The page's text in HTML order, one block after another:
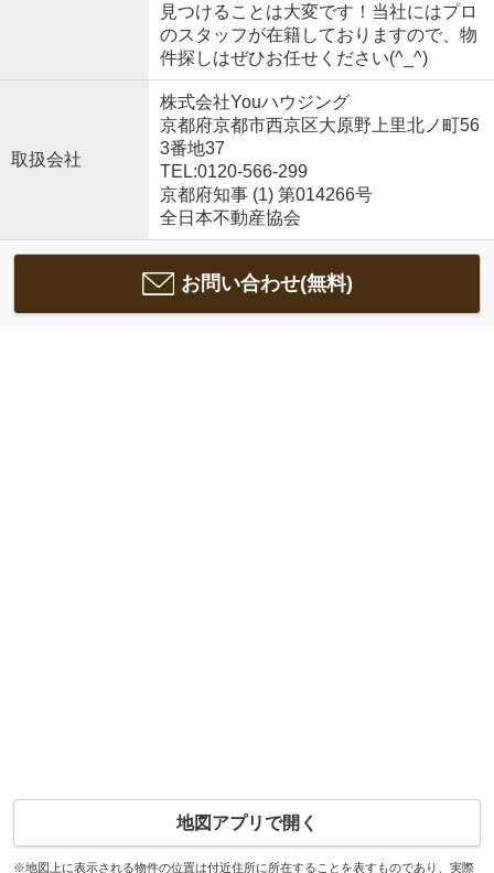
見つけることは大変です！当社にはプロ
のスタッフが在籍しておりますので、物
件探しはぜひお任せください(^_^)
取扱会社
株式会社Youハウジング
京都府京都市西京区大原野上里北ノ町56
3番地37
TEL:0120-566-299
京都府知事 (1) 第014266号
全日本不動産協会
お問い合わせ(無料)
地図アプリで開く
※地図上に表示される物件の位置は付近住所に所在することを表すものであり、実際